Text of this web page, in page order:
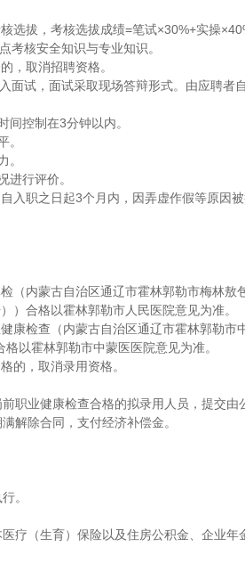
选拔，考核选拔成绩=笔试×30%+实操
考核安全知识与专业知识。
，取消招聘资格。
面试，面试采取现场答辩形式。由应聘
间控制在3分钟以内。
。
。
进行评价。
入职之日起3个月内，因弄虚作假等原因
（内蒙古自治区通辽市霍林郭勒市梅林
）合格以霍林郭勒市人民医院意见为准。
康检查（内蒙古自治区通辽市霍林郭勒
以霍林郭勒市中蒙医医院意见为准。
的，取消录用资格。
职业健康检查合格的拟录用人员，提交
解除合同，支付经济补偿金。
。
疗（生育）保险以及住房公积金、企业